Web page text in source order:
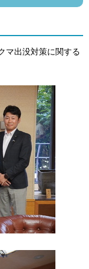
マ出没対策に関する